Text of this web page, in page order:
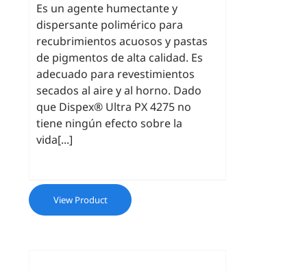
Es un agente humectante y
dispersante polimérico para
recubrimientos acuosos y pastas
de pigmentos de alta calidad. Es
adecuado para revestimientos
secados al aire y al horno. Dado
que Dispex® Ultra PX 4275 no
tiene ningún efecto sobre la
vida[...]
View Product